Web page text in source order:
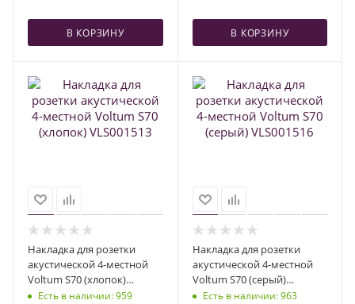
В КОРЗИНУ В КОРЗИНУ
Накладка для розетки
акустической 4-местной
Voltum S70 (хлопок)
VLS001513
Есть в наличии: 959
Накладка для розетки
акустической 4-местной
Voltum S70 (серый)
VLS001516
Есть в наличии: 963